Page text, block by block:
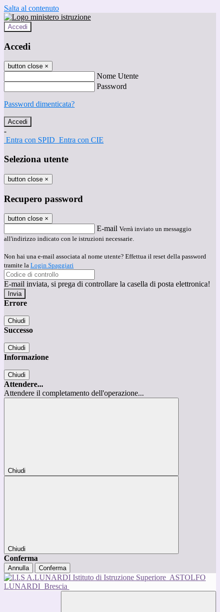
Salta al contenuto
Accedi
Accedi
button close ×
Nome Utente
Password
Password dimenticata?
-
Entra con SPID Entra con CIE
Seleziona utente
button close ×
Recupero password
button close ×
E-mail Verrà inviato un messaggio
all'indirizzo indicato con le istruzioni necessarie.
Non hai una e-mail associata al nome utente? Effettua il reset della password
tramite la Login Spaggiari
E-mail inviata, si prega di controllare la casella di posta elettronica!
Errore
Chiudi
Successo
Chiudi
Informazione
Chiudi
Attendere...
Attendere il completamento dell'operazione...
Chiudi
Chiudi
Conferma
Annulla Conferma
Istituto di Istruzione Superiore ASTOLFO
LUNARDI Brescia